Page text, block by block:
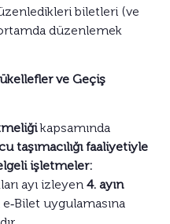
biletleri (ve
düzenlemek
ve Geçiş
kapsamında
taşımacılığı faaliyetiyle
işletmeler:
ayı izleyen 4. ayın
uygulamasına